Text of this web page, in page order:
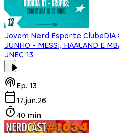
Jovem Nerd Esporte ClubeDIA
JUNHO - MESSI, HAALAND E
JNEC 13
Ep. 13
17.jun.26
40 min